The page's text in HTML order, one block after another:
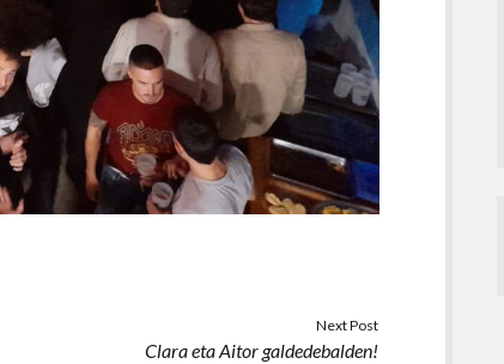
Next Post
Clara eta Aitor galdedebalden!